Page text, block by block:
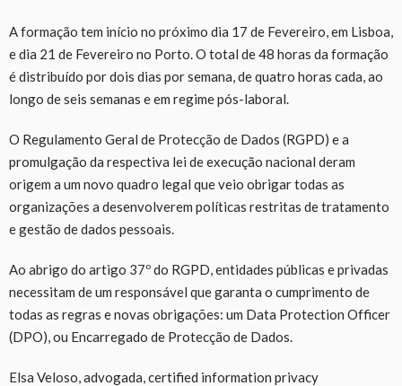
A formação tem início no próximo dia 17 de Fevereiro, em Lisboa,
e dia 21 de Fevereiro no Porto. O total de 48 horas da formação
é distribuído por dois dias por semana, de quatro horas cada, ao
longo de seis semanas e em regime pós-laboral.
O Regulamento Geral de Protecção de Dados (RGPD) e a
promulgação da respectiva lei de execução nacional deram
origem a um novo quadro legal que veio obrigar todas as
organizações a desenvolverem políticas restritas de tratamento
e gestão de dados pessoais.
Ao abrigo do artigo 37º do RGPD, entidades públicas e privadas
necessitam de um responsável que garanta o cumprimento de
todas as regras e novas obrigações: um Data Protection Officer
(DPO), ou Encarregado de Protecção de Dados.
Elsa Veloso, advogada, certified information privacy